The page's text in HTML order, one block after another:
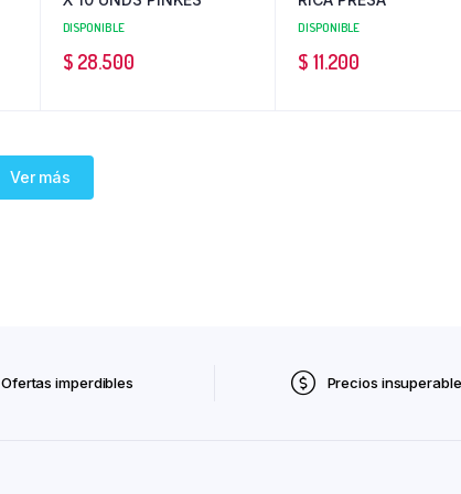
DISPONIBLE
$ 28.500
DISPONIBLE
$ 11.200
Ver más
Ofertas imperdibles Precios